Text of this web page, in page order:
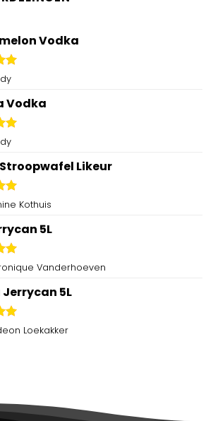
Vodka
Vodka
Likeur
Kothuis
5L
Vanderhoeven
5L
Loekakker